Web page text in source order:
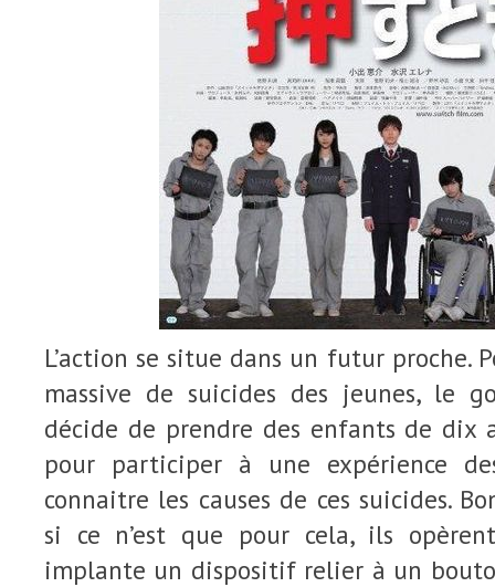
L’action se situe dans un futur proche.
massive de suicides des jeunes, le
décide de prendre des enfants de dix
pour participer à une expérience
connaitre les causes de ces suicides.
si ce n’est que pour cela, ils
implante un dispositif relier à un